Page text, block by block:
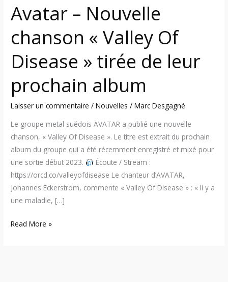
Avatar – Nouvelle
chanson « Valley Of
Disease » tirée de leur
prochain album
Laisser un commentaire /Nouvelles /Marc Desgagné
Le groupe metal suédois AVATAR a publié une nouvelle
chanson, « Valley Of Disease ». Le titre est extrait du prochain
album du groupe qui a été récemment enregistré et mixé pour
une sortie début 2023.
Écoute / Stream :
https://orcd.co/valleyofdisease Le chanteur d’AVATAR,
Johannes Eckerström, commente « Valley Of Disease » : « Il y a
une maladie, […]
Read More »